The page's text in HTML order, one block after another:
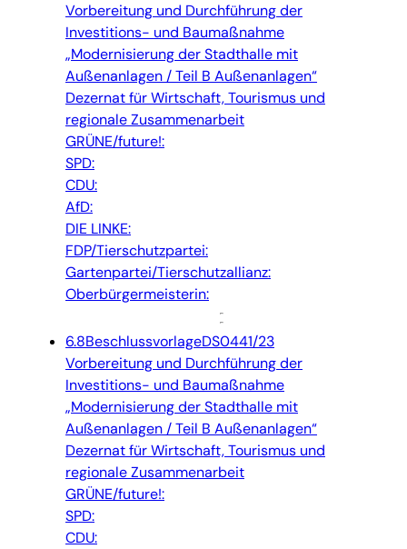
Vorbereitung und Durchführung der
Investitions- und Baumaßnahme
„Modernisierung der Stadthalle mit
Außenanlagen / Teil B Außenanlagen“
Dezernat für Wirtschaft, Tourismus und
regionale Zusammenarbeit
GRÜNE/future!:
SPD:
CDU:
AfD:
DIE LINKE:
FDP/Tierschutzpartei:
Gartenpartei/Tierschutzallianz:
Oberbürgermeisterin:
6.8BeschlussvorlageDS0441/23
Vorbereitung und Durchführung der
Investitions- und Baumaßnahme
„Modernisierung der Stadthalle mit
Außenanlagen / Teil B Außenanlagen“
Dezernat für Wirtschaft, Tourismus und
regionale Zusammenarbeit
GRÜNE/future!:
SPD:
CDU: